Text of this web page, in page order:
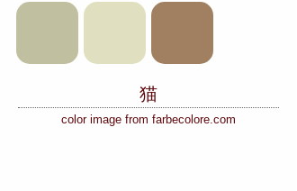
猫
color image from farbecolore.com